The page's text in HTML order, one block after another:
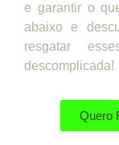
e garantir o
abaixo e
resgatar
descomplicada!
Quero